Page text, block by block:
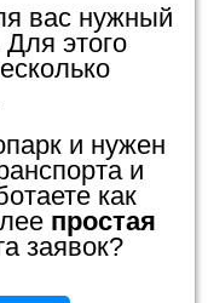
вас нужный
этого
и нужен
и
как
простая
заявок?